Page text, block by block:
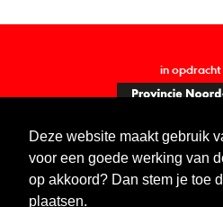
Deze website maakt gebruik
voor een goede werking van
op akkoord? Dan stem je toe
plaatsen.
in opdracht